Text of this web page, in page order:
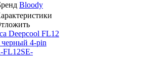
Bloody
Deepcool FL12
4-pin
FL12SE-